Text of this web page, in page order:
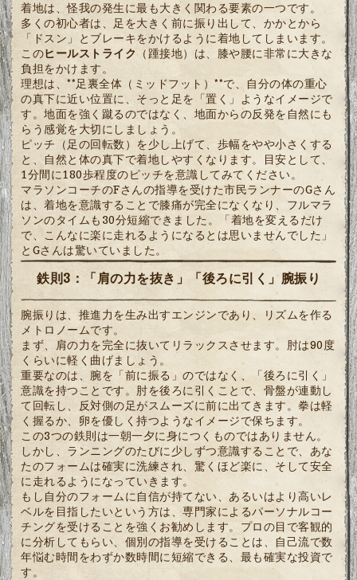
着地は、怪我の発生に最も大きく関わる要素の一つです。
多くの初心者は、足を大きく前に振り出して、かかとから
「ドスン」とブレーキをかけるように着地してしまいます。
このヒールストライク（踵接地）は、膝や腰に非常に大きな
負担をかけます。
理想は、**足裏全体（ミッドフット）**で、自分の体の重心
の真下に近い位置に、そっと足を「置く」ようなイメージで
す。地面を強く蹴るのではなく、地面からの反発を自然にも
らう感覚を大切にしましょう。
ピッチ（足の回転数）を少し上げて、歩幅をやや小さくする
と、自然と体の真下で着地しやすくなります。目安として、
1分間に180歩程度のピッチを意識してみてください。
マラソンコーチのFさんの指導を受けた市民ランナーのGさん
は、着地を意識することで膝痛が完全になくなり、フルマラ
ソンのタイムも30分短縮できました。「着地を変えるだけ
で、こんなに楽に走れるようになるとは思いませんでした」
とGさんは驚いていました。
鉄則3：「肩の力を抜き」「後ろに引く」腕振り
腕振りは、推進力を生み出すエンジンであり、リズムを作る
メトロノームです。
まず、肩の力を完全に抜いてリラックスさせます。肘は90度
くらいに軽く曲げましょう。
重要なのは、腕を「前に振る」のではなく、「後ろに引く」
意識を持つことです。肘を後ろに引くことで、骨盤が連動し
て回転し、反対側の足がスムーズに前に出てきます。拳は軽
く握るか、卵を優しく持つようなイメージで保ちます。
この3つの鉄則は一朝一夕に身につくものではありません。
しかし、ランニングのたびに少しずつ意識することで、あな
たのフォームは確実に洗練され、驚くほど楽に、そして安全
に走れるようになっていきます。
もし自分のフォームに自信が持てない、あるいはより高いレ
ベルを目指したいという方は、専門家によるパーソナルコー
チングを受けることを強くお勧めします。プロの目で客観的
に分析してもらい、個別の指導を受けることは、自己流で数
年悩む時間をわずか数時間に短縮できる、最も確実な投資で
す。